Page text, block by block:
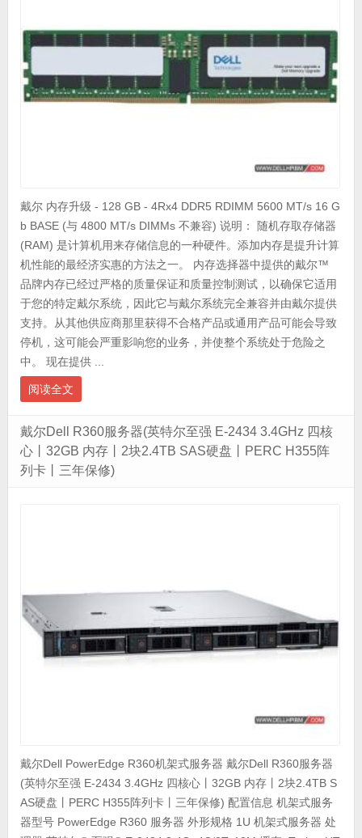
戴尔 内存升级 - 128 GB - 4Rx4 DDR5 RDIMM 5600 MT/s 16 G
b BASE (与 4800 MT/s DIMMs 不兼容) 说明： 随机存取存储器
(RAM) 是计算机用来存储信息的一种硬件。添加内存是提升计算
机性能的最经济实惠的方法之一。 内存选择器中提供的戴尔™
品牌内存已经过严格的质量保证和质量控制测试，以确保它适用
于您的特定戴尔系统，因此它与戴尔系统完全兼容并由戴尔提供
支持。从其他供应商那里获得不合格产品或通用产品可能会导致
停机，这可能会严重影响您的业务，并使整个系统处于危险之
中。 现在提供 ...
阅读全文
戴尔Dell R360服务器(英特尔至强 E-2434 3.4GHz 四核
心丨32GB 内存丨2块2.4TB SAS硬盘丨PERC H355阵
列卡丨三年保修)
戴尔Dell PowerEdge R360机架式服务器 戴尔Dell R360服务器
(英特尔至强 E-2434 3.4GHz 四核心丨32GB 内存丨2块2.4TB S
AS硬盘丨PERC H355阵列卡丨三年保修) 配置信息 机架式服务
器型号 PowerEdge R360 服务器 外形规格 1U 机架式服务器 处